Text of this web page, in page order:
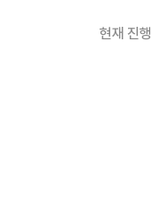
현재 진